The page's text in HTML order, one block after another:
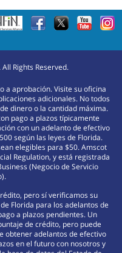
Rights Reserved.
a aprobación. Visite su oficina
adicionales. No todos
dinero o la cantidad máxima.
pago a plazos típicamente
con un adelanto de efectivo
según las leyes de Florida.
elegibles para $50. Amscot
Regulation, y está registrada
(Negocio de Servicio
pero sí verificamos su
Florida para los adelantos de
a plazos pendientes. Un
de crédito, pero puede
obtener adelantos de efectivo
en el futuro con nosotros y